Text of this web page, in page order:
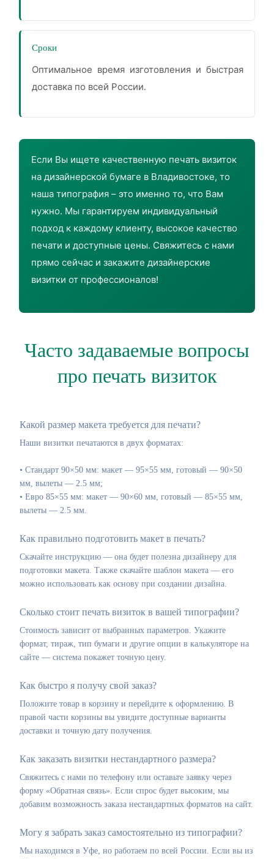
Сроки
Оптимальное время изготовления и быстрая
доставка по всей России.
Если Вы ищете качественную печать визиток
на дизайнерской бумаге в Владивостоке, то
наша типография – это именно то, что Вам
нужно. Мы гарантируем индивидуальный
подход к каждому клиенту, высокое качество
печати и доступные цены. Свяжитесь с нами
прямо сейчас и закажите дизайнерские
визитки от профессионалов!
Часто задаваемые вопросы
про печать визиток
Какой размер макета требуется для печати?
Наши визитки печатаются в двух форматах:
• Стандарт 90×50 мм: макет — 95×55 мм, готовый — 90×50
мм, вылеты — 2.5 мм;
• Евро 85×55 мм: макет — 90×60 мм, готовый — 85×55 мм,
вылеты — 2.5 мм.
Как правильно подготовить макет в печать?
Скачайте инструкцию — она будет полезна дизайнеру для
подготовки макета. Также скачайте шаблон макета — его
можно использовать как основу при создании дизайна.
Сколько стоит печать визиток в вашей типографии?
Стоимость зависит от выбранных параметров. Укажите
формат, тираж, тип бумаги и другие опции в калькуляторе на
сайте — система покажет точную цену.
Как быстро я получу свой заказ?
Положите товар в корзину и перейдите к оформлению. В
правой части корзины вы увидите доступные варианты
доставки и точную дату получения.
Как заказать визитки нестандартного размера?
Свяжитесь с нами по телефону или оставьте заявку через
форму «Обратная связь». Если спрос будет высоким, мы
добавим возможность заказа нестандартных форматов на сайт.
Могу я забрать заказ самостоятельно из типографии?
Мы находимся в Уфе, но работаем по всей России. Если вы из